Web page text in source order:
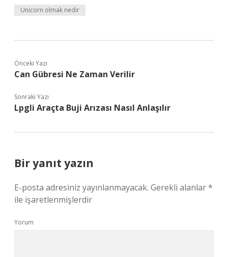
Unicorn olmak nedir
Önceki Yazı
Can Gübresi Ne Zaman Verilir
Sonraki Yazı
Lpgli Araçta Buji Arızası Nasıl Anlaşılır
Bir yanıt yazın
E-posta adresiniz yayınlanmayacak. Gerekli alanlar*
ile işaretlenmişlerdir
Yorum